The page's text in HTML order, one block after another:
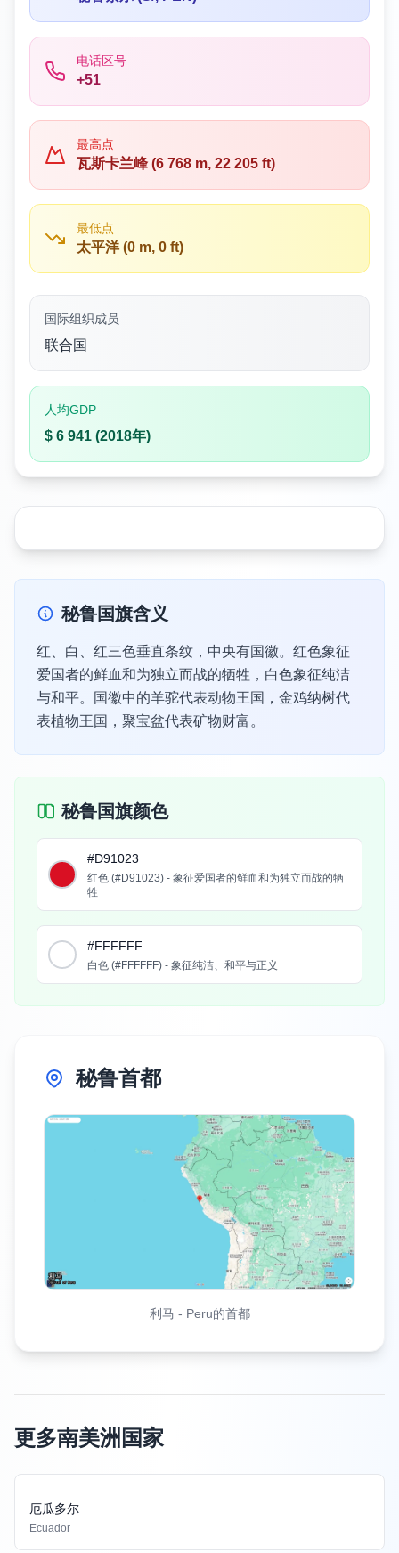
电话区号
+51
最高点
瓦斯卡兰峰 (6 768 m, 22 205 ft)
最低点
太平洋 (0 m, 0 ft)
国际组织成员
联合国
人均GDP
$ 6 941 (2018年)
秘鲁国旗含义
红、白、红三色垂直条纹，中央有国徽。红色象征
爱国者的鲜血和为独立而战的牺牲，白色象征纯洁
与和平。国徽中的羊驼代表动物王国，金鸡纳树代
表植物王国，聚宝盆代表矿物财富。
秘鲁国旗颜色
#D91023
红色 (#D91023) - 象征爱国者的鲜血和为独立而战的牺
牲
#FFFFFF
白色 (#FFFFFF) - 象征纯洁、和平与正义
秘鲁首都
利马 - Peru的首都
更多南美洲国家
厄瓜多尔
Ecuador